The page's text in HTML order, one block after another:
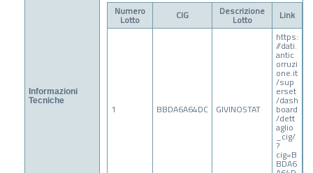
Informazioni
Tecniche
Numero
Lotto CIG Descrizione
Lotto Link
1 BBDA6A64DC GIVINOSTAT
https:
//dati.
antic
orruzi
one.it
/sup
erset
/dash
board
/dett
aglio
_cig/
?
cig=B
BDA6